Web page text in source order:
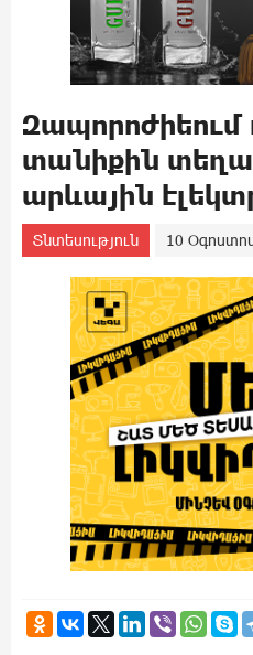
Զապորոժիեում
տանիքին
արևային
Տնտեսություն 10